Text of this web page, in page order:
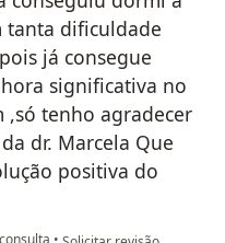
tanta dificuldade
já consegue
significativa no
tenho agradecer
dr. Marcela Que
positiva do
na opinião do utilizador